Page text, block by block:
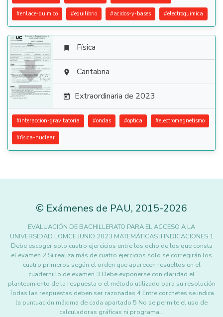
#enlace-quimico #equilibrio #acidos-y-bases #electroquimica

 Física
 Cantabria
 Extraordinaria de 2023
#interaccion-gravitatoria #ondas #optica #electromagnetismo
#fisica-nuclear
© Exámenes de PAU, 2015-2026
EVALUACIÓN DE BACHILLERATO PARA EL ACCESO A LA
UNIVERSIDAD LOMCE JUNIO 2023 MATEMÁTICAS II INDICACIONES 1
Debe escoger solo cuatro ejercicios entre los ocho de los que consta
el examen 2 Si realiza más de cuatro ejercicios solo se corregirán los
cuatro primeros según el orden que aparecen resueltos en el
cuadernillo de examen 3 Debe exponerse con claridad el
planteamiento de la respuesta o el método utilizado para su resolución
Todas las respuestas deben ser razonadas 4 Entre corchetes se indica
la puntuación máxima de cada apartado 5 No se permite el uso de
calculadoras gráficas ni programa…